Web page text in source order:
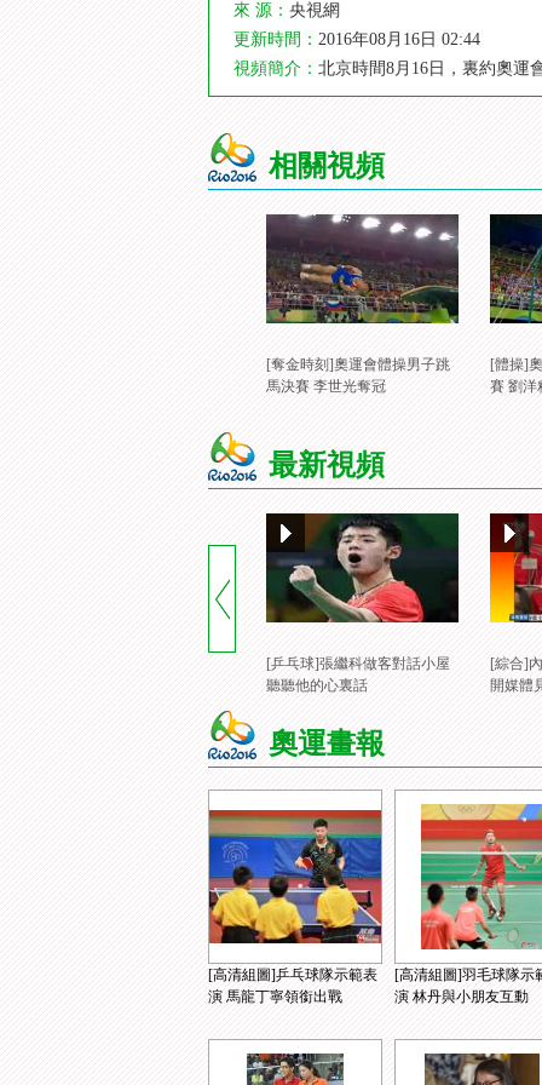
來 源： 央視網
更新時間： 2016年08月16日 02:44
視頻簡介： 北京時間8月16日，裏約奧運
相關視頻
[奪金時刻]奧運會體操男子跳
馬決賽 李世光奪冠
[體操]
賽 劉洋
最新視頻
[乒乓球]張繼科做客對話小屋
聽聽他的心裏話
[綜合]
開媒體
奧運畫報
[高清組圖]乒乓球隊示範表
演 馬龍丁寧領銜出戰
[高清組圖]羽毛球隊示
演 林丹與小朋友互動